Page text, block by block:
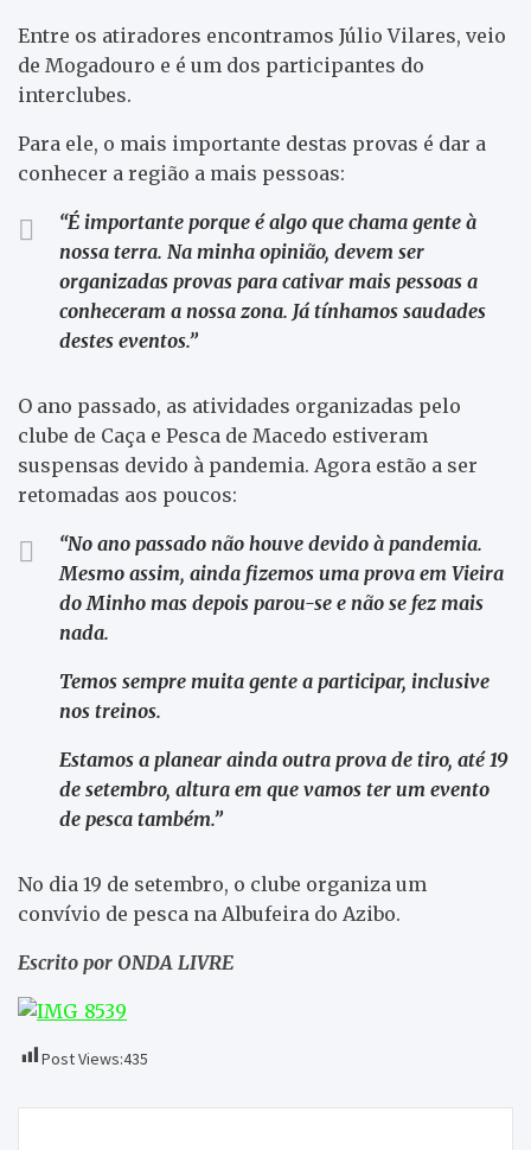
Entre os atiradores encontramos Júlio Vilares, veio
de Mogadouro e é um dos participantes do
interclubes.
Para ele, o mais importante destas provas é dar a
conhecer a região a mais pessoas:
“É importante porque é algo que chama gente à
nossa terra. Na minha opinião, devem ser
organizadas provas para cativar mais pessoas a
conheceram a nossa zona. Já tínhamos saudades
destes eventos.”
O ano passado, as atividades organizadas pelo
clube de Caça e Pesca de Macedo estiveram
suspensas devido à pandemia. Agora estão a ser
retomadas aos poucos:
“No ano passado não houve devido à pandemia.
Mesmo assim, ainda fizemos uma prova em Vieira
do Minho mas depois parou-se e não se fez mais
nada.
Temos sempre muita gente a participar, inclusive
nos treinos.
Estamos a planear ainda outra prova de tiro, até 19
de setembro, altura em que vamos ter um evento
de pesca também.”
No dia 19 de setembro, o clube organiza um
convívio de pesca na Albufeira do Azibo.
Escrito por ONDA LIVRE
Post Views:435